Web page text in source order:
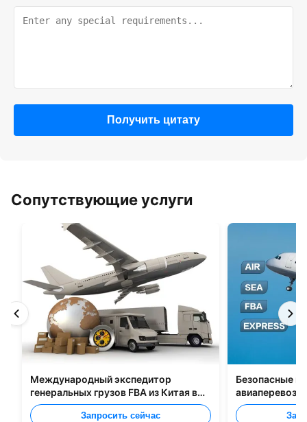
Получить цитату
Сопутствующие услуги
Международный экспедитор
генеральных грузов FBA из Китая в
Великобританию, Италию,
ПортугалиюЗапросить сейчас
Безопасные
Шэньчжэнь В